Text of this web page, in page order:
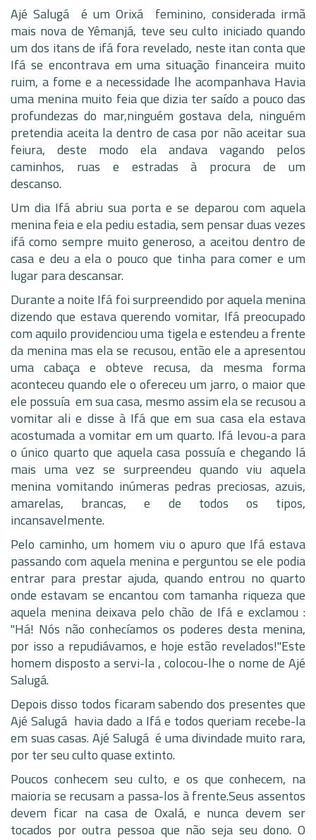
Ajé Salugá é um Orixá feminino, considerada irmã
mais nova de Yêmanjá, teve seu culto iniciado quando
um dos itans de ifá fora revelado, neste itan conta que
Ifá se encontrava em uma situação financeira muito
ruim, a fome e a necessidade lhe acompanhava Havia
uma menina muito feia que dizia ter saído a pouco das
profundezas do mar,ninguém gostava dela, ninguém
pretendia aceita la dentro de casa por não aceitar sua
feiura, deste modo ela andava vagando pelos
caminhos, ruas e estradas à procura de um
descanso.
Um dia Ifá abriu sua porta e se deparou com aquela
menina feia e ela pediu estadia, sem pensar duas vezes
ifá como sempre muito generoso, a aceitou dentro de
casa e deu a ela o pouco que tinha para comer e um
lugar para descansar.
Durante a noite Ifá foi surpreendido por aquela menina
dizendo que estava querendo vomitar, Ifá preocupado
com aquilo providenciou uma tigela e estendeu a frente
da menina mas ela se recusou, então ele a apresentou
uma cabaça e obteve recusa, da mesma forma
aconteceu quando ele o ofereceu um jarro, o maior que
ele possuía em sua casa, mesmo assim ela se recusou a
vomitar ali e disse à Ifá que em sua casa ela estava
acostumada a vomitar em um quarto. Ifá levou-a para
o único quarto que aquela casa possuía e chegando lá
mais uma vez se surpreendeu quando viu aquela
menina vomitando inúmeras pedras preciosas, azuis,
amarelas, brancas, e de todos os tipos,
incansavelmente.
Pelo caminho, um homem viu o apuro que Ifá estava
passando com aquela menina e perguntou se ele podia
entrar para prestar ajuda, quando entrou no quarto
onde estavam se encantou com tamanha riqueza que
aquela menina deixava pelo chão de Ifá e exclamou :
"Há! Nós não conhecíamos os poderes desta menina,
por isso a repudiávamos, e hoje estão revelados!"Este
homem disposto a servi-la , colocou-lhe o nome de Ajé
Salugá.
Depois disso todos ficaram sabendo dos presentes que
Ajé Salugá havia dado a Ifá e todos queriam recebe-la
em suas casas. Ajé Salugá é uma divindade muito rara,
por ter seu culto quase extinto.
Poucos conhecem seu culto, e os que conhecem, na
maioria se recusam a passa-los à frente.Seus assentos
devem ficar na casa de Oxalá, e nunca devem ser
tocados por outra pessoa que não seja seu dono. O